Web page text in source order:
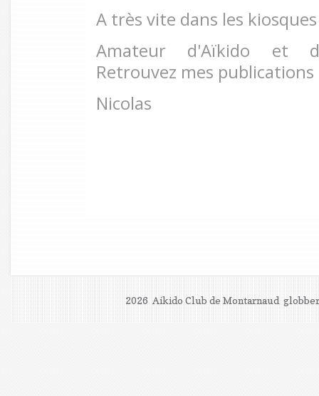
A très vite dans les
Amateur d'Aïkido et
Retrouvez mes
Nicolas
2026 Aikido Club de Montarnaud